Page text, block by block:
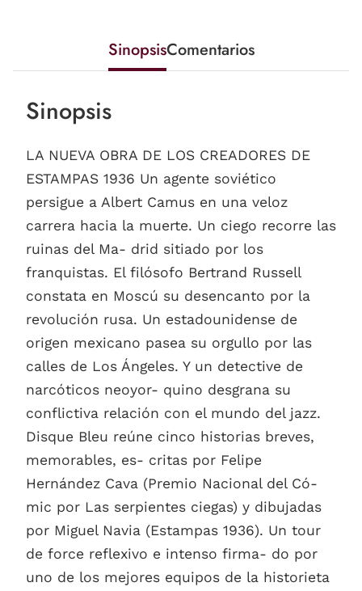
SinopsisComentarios
Sinopsis
LA NUEVA OBRA DE LOS CREADORES DE
ESTAMPAS 1936 Un agente soviético
persigue a Albert Camus en una veloz
carrera hacia la muerte. Un ciego recorre las
ruinas del Ma- drid sitiado por los
franquistas. El filósofo Bertrand Russell
constata en Moscú su desencanto por la
revolución rusa. Un estadounidense de
origen mexicano pasea su orgullo por las
calles de Los Ángeles. Y un detective de
narcóticos neoyor- quino desgrana su
conflictiva relación con el mundo del jazz.
Disque Bleu reúne cinco historias breves,
memorables, es- critas por Felipe
Hernández Cava (Premio Nacional del Có-
mic por Las serpientes ciegas) y dibujadas
por Miguel Navia (Estampas 1936). Un tour
de force reflexivo e intenso firma- do por
uno de los mejores equipos de la historieta